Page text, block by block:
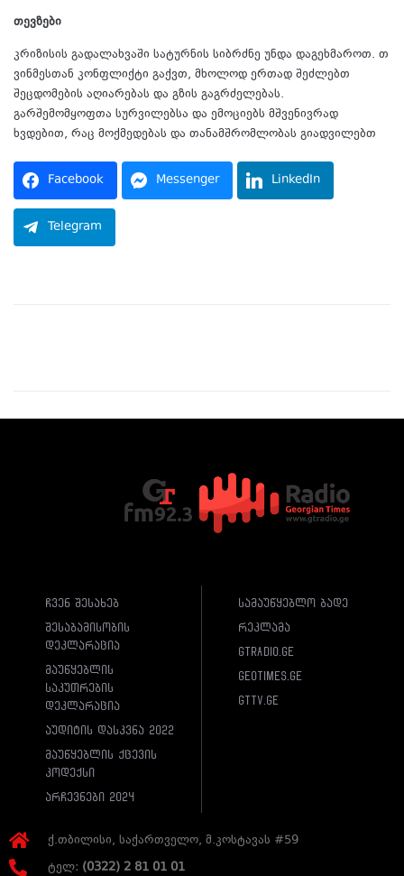
თევზები
კრიზისის გადალახვაში სატურნის სიბრძნე უნდა დაგეხმაროთ. თ
ვინმესთან კონფლიქტი გაქვთ, მხოლოდ ერთად შეძლებთ
შეცდომების აღიარებას და გზის გაგრძელებას.
გარშემომყოფთა სურვილებსა და ემოციებს მშვენივრად
ხვდებით, რაც მოქმედებას და თანამშრომლობას გიადვილებთ
Facebook Messenger LinkedIn
Telegram
ჩვენ შესახებ
შესაბამისობის
დეკლარაცია
მაუწყებლის
საკუთრების
დეკლარაცია
აუდიტის დასკვნა 2022
მაუწყებლის ქცევის
კოდექსი
არჩევნები 2024
სამაუწყებლო ბადე
რეკლამა
gtradio.ge
geotimes.ge
gttv.ge
ქ.თბილისი, საქართველო, მ.კოსტავას #59
ტელ: (0322) 2 81 01 01